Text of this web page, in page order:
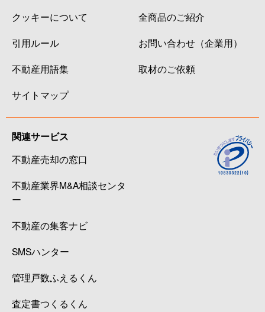
クッキーについて
引用ルール
不動産用語集
サイトマップ
全商品のご紹介
お問い合わせ（企業用）
取材のご依頼
関連サービス
不動産売却の窓口
不動産業界M&A相談センタ
ー
不動産の集客ナビ
SMSハンター
管理戸数ふえるくん
査定書つくるくん